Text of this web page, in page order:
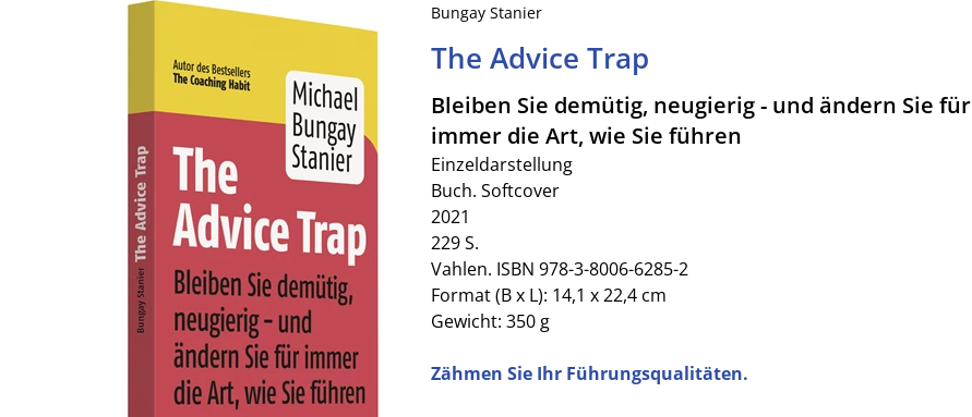
Bungay Stanier
The Advice Trap
Bleiben Sie demütig, neugierig - und ändern Sie für
immer die Art, wie Sie führen
Einzeldarstellung
Buch. Softcover
2021
229 S.
Vahlen. ISBN 978-3-8006-6285-2
Format (B x L): 14,1 x 22,4 cm
Gewicht: 350 g
Zähmen Sie Ihr Führungsqualitäten.